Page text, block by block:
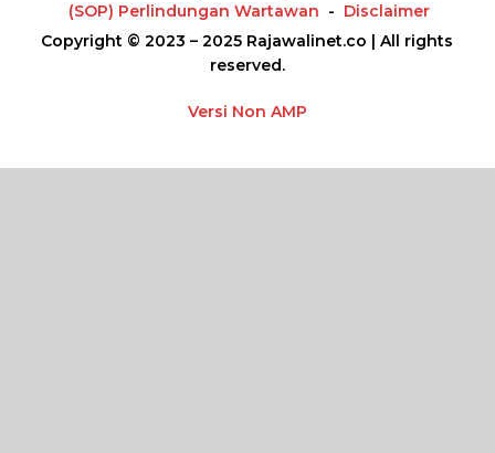
(SOP) Perlindungan Wartawan
Disclaimer
Copyright © 2023 – 2025 Rajawalinet.co | All rights
reserved.
Versi Non AMP